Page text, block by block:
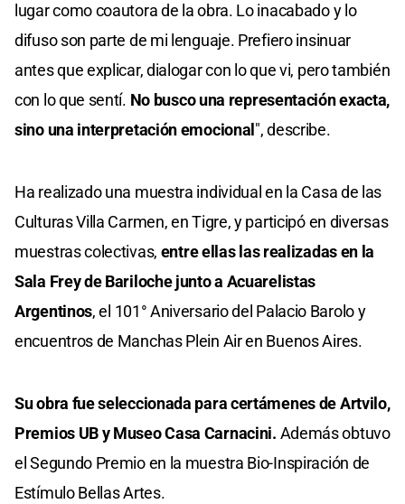
lugar como coautora de la obra. Lo inacabado y lo
difuso son parte de mi lenguaje. Prefiero insinuar
antes que explicar, dialogar con lo que vi, pero también
con lo que sentí. No busco una representación exacta,
sino una interpretación emocional ", describe.
Ha realizado una muestra individual en la Casa de las
Culturas Villa Carmen, en Tigre, y participó en diversas
muestras colectivas, entre ellas las realizadas en la
Sala Frey de Bariloche junto a Acuarelistas
Argentinos, el 101° Aniversario del Palacio Barolo y
encuentros de Manchas Plein Air en Buenos Aires.
Su obra fue seleccionada para certámenes de Artvilo,
Premios UB y Museo Casa Carnacini. Además obtuvo
el Segundo Premio en la muestra Bio-Inspiración de
Estímulo Bellas Artes.